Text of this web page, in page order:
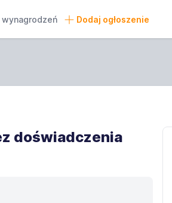
Dodaj ogłoszenie
doświadczenia